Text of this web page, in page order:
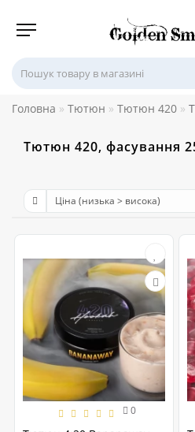
Головна Тютюн Тютюн 420
Тютюн 420, фасування
0